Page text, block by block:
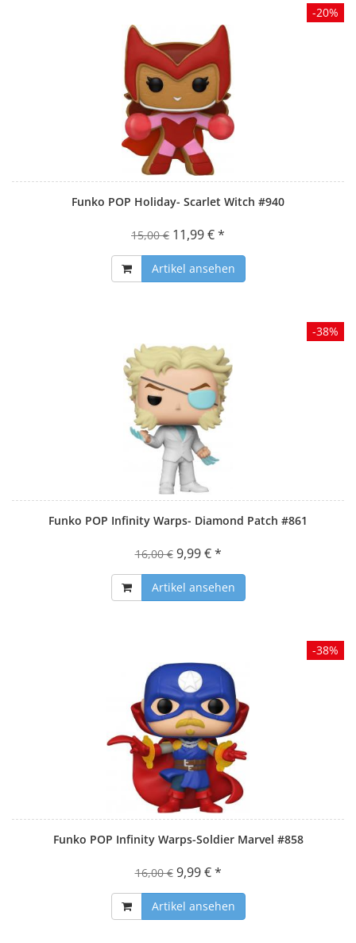
Funko POP Holiday- Scarlet Witch #940
15,00 € 11,99 € *
Artikel ansehen
-20%
Funko POP Infinity Warps- Diamond Patch #861
16,00 € 9,99 € *
Artikel ansehen
-38%
Funko POP Infinity Warps-Soldier Marvel #858
16,00 € 9,99 € *
Artikel ansehen
-38%